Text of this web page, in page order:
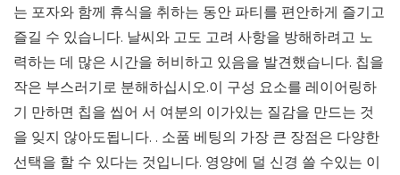
는 포자와 함께 휴식을 취하는 동안 파티를 편안하게 즐기고
즐길 수 있습니다. 날씨와 고도 고려 사항을 방해하려고 노
력하는 데 많은 시간을 허비하고 있음을 발견했습니다. 칩을
작은 부스러기로 분해하십시오.이 구성 요소를 레이어링하
기 만하면 칩을 씹어 서 여분의 이가있는 질감을 만드는 것
을 잊지 않아도됩니다. . 소품 베팅의 가장 큰 장점은 다양한
선택을 할 수 있다는 것입니다. 영양에 덜 신경 쓸 수있는 이